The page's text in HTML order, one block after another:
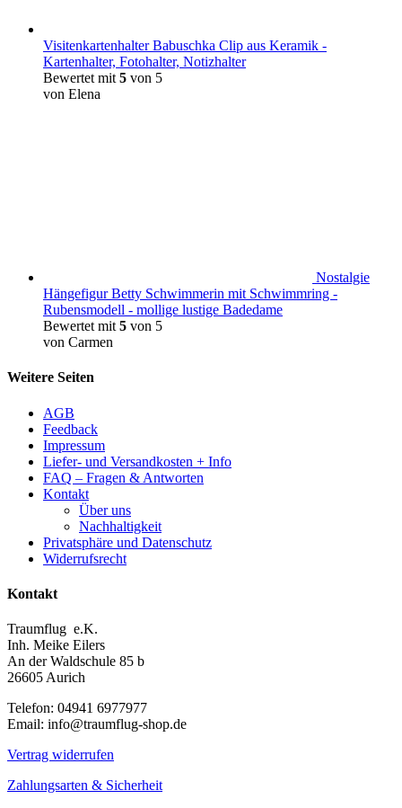
Visitenkartenhalter Babuschka Clip aus Keramik -
Kartenhalter, Fotohalter, Notizhalter
Bewertet mit 5 von 5
von Elena
Nostalgie
Hängefigur Betty Schwimmerin mit Schwimmring -
Rubensmodell - mollige lustige Badedame
Bewertet mit 5 von 5
von Carmen
Weitere Seiten
AGB
Feedback
Impressum
Liefer- und Versandkosten + Info
FAQ – Fragen & Antworten
Kontakt
Über uns
Nachhaltigkeit
Privatsphäre und Datenschutz
Widerrufsrecht
Kontakt
Traumflug e.K.
Inh. Meike Eilers
An der Waldschule 85 b
26605 Aurich
Telefon: 04941 6977977
Email: info@traumflug-shop.de
Vertrag widerrufen
Zahlungsarten & Sicherheit